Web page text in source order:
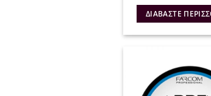
was:
ΔΙΑΒΆΣΤΕ